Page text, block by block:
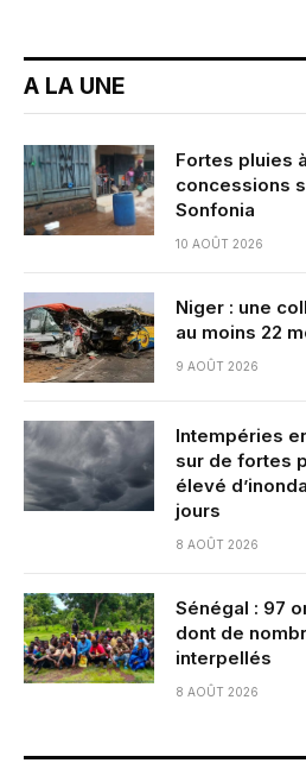
A LA UNE
Fortes pluies
concessions
Sonfonia
10 AOÛT 2026
Niger : une
au moins 22
9 AOÛT 2026
Intempéries
sur de fortes
élevé
jours
8 AOÛT 2026
Sénégal : 97
dont de
interpellés
8 AOÛT 2026